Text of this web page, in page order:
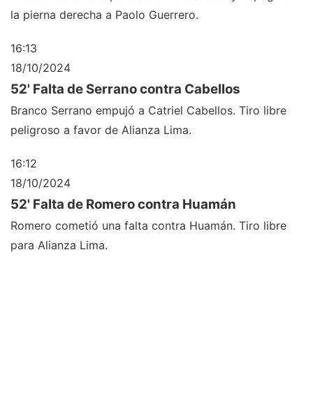
la pierna derecha a Paolo Guerrero.
16:13
18/10/2024
52' Falta de Serrano contra Cabellos
Branco Serrano empujó a Catriel Cabellos. Tiro libre
peligroso a favor de Alianza Lima.
16:12
18/10/2024
52' Falta de Romero contra Huamán
Romero cometió una falta contra Huamán. Tiro libre
para Alianza Lima.